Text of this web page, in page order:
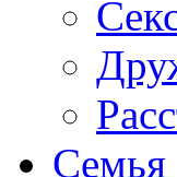
Семья